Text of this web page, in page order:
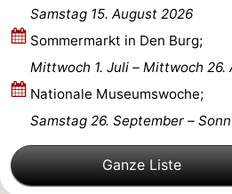
Natur
Schoorlse
Duinen
-
Bergen
aan
Zee
-
Bergen
Alkmaar
-
Samstag 15. August 2026
Sommermarkt in Den Burg;
Mittwoch 1. Juli – Mittwoch 26.
Nationale Museumswoche;
Samstag 26. September –
Ganze Liste